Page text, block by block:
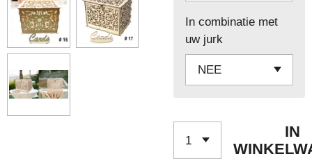
In combinatie met
uw jurk
IN